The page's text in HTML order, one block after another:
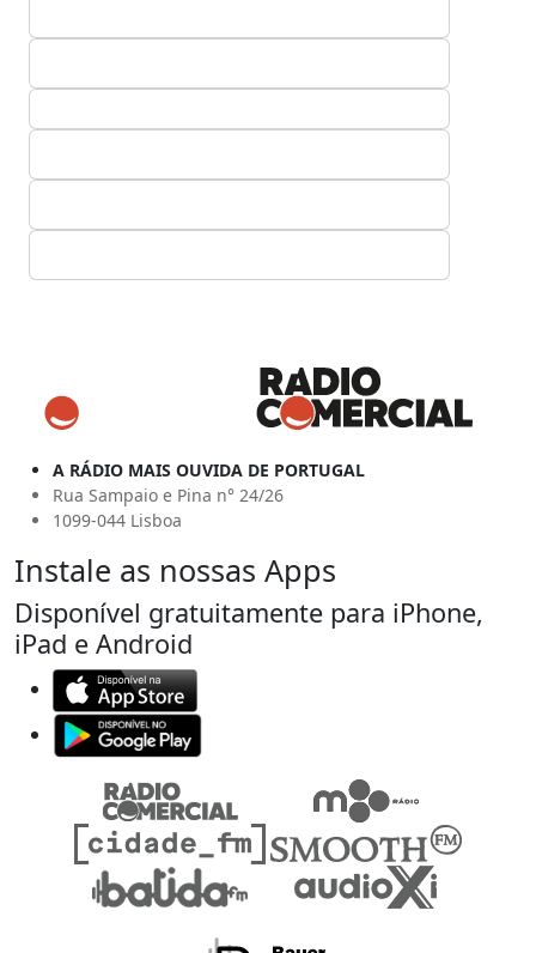
A RÁDIO MAIS OUVIDA DE PORTUGAL
Rua Sampaio e Pina n° 24/26
1099-044 Lisboa
Instale as nossas Apps
Disponível gratuitamente para iPhone,
iPad e Android